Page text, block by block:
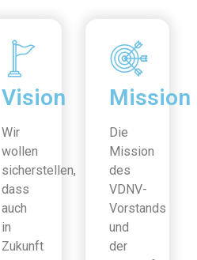
Vision
Wir
wollen
sicherstellen,
dass
auch
in
Zukunft
Mission
Die
Mission
des
VDNV-
Vorstands
und
der